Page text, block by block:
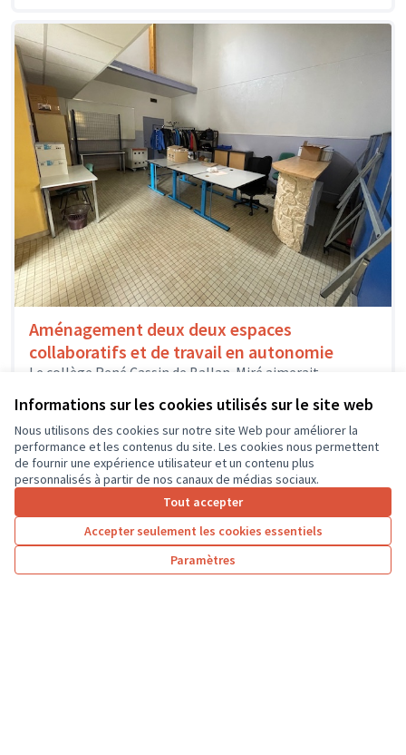
Informations sur les cookies utilisés sur le site web
Nous utilisons des cookies sur notre site Web pour améliorer la
performance et les contenus du site. Les cookies nous permettent
de fournir une expérience utilisateur et un contenu plus
personnalisés à partir de nos canaux de médias sociaux.
Tout accepter
Accepter seulement les cookies essentiels
Paramètres
Aménagement deux deux espaces
collaboratifs et de travail en autonomie
Le collège René Cassin de Ballan-Miré aimerait
collaborer et travailler en autonomie sur...
Environnement et cadre de vie Ballan-Miré
Un espace zen et ressourçant à l'école
Nous souhaitons aménager des espaces ressourçants
pour les élèves dans l'école: à l'intérieur et à l'extérieur .
Nous souhaitons créer...
Environnement et cadre de vie